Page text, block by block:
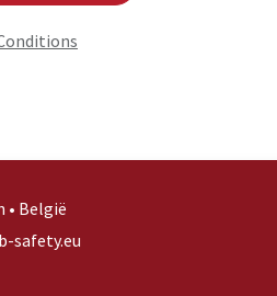
• België
safety.eu